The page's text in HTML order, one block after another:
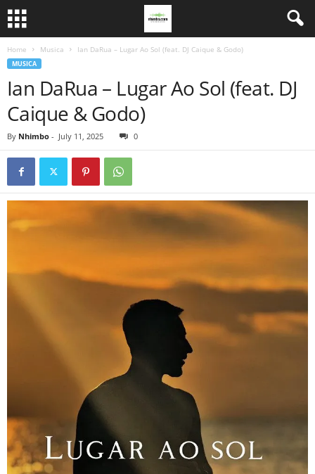
Home Musica Ian DaRua – Lugar Ao Sol (feat. DJ Caique & Godo)
MUSICA
Ian DaRua – Lugar Ao Sol (feat. DJ
Caique & Godo)
By Nhimbo - July 11, 2025 0